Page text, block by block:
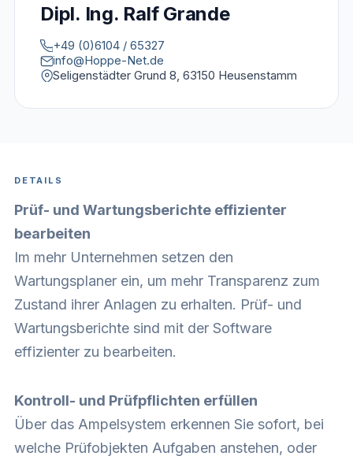
Dipl. Ing. Ralf Grande
+49 (0)6104 / 65327
info@Hoppe-Net.de
Seligenstädter Grund 8, 63150 Heusenstamm
DETAILS
Prüf- und Wartungsberichte effizienter
bearbeiten
Im mehr Unternehmen setzen den
Wartungsplaner ein, um mehr Transparenz zum
Zustand ihrer Anlagen zu erhalten. Prüf- und
Wartungsberichte sind mit der Software
effizienter zu bearbeiten.
Kontroll- und Prüfpflichten erfüllen
Über das Ampelsystem erkennen Sie sofort, bei
welche Prüfobjekten Aufgaben anstehen, oder